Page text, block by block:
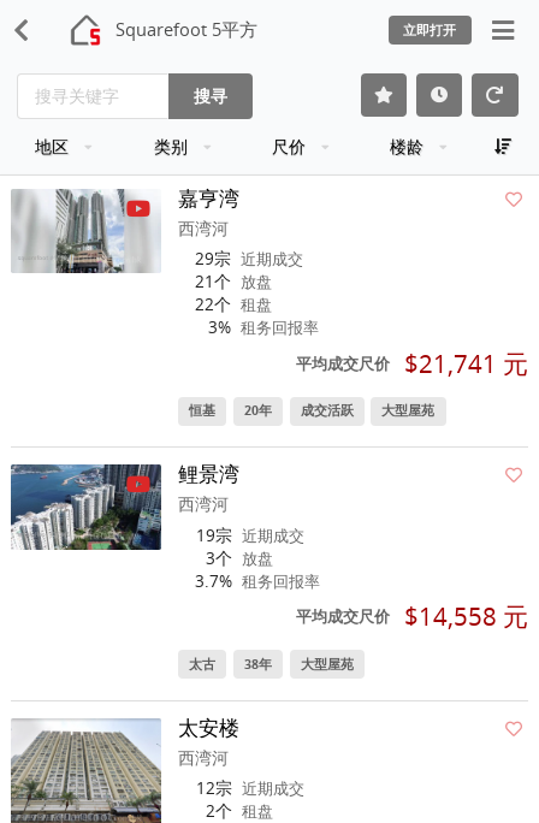
Squarefoot 5平方 立即打开
搜寻
地区 类别 尺价 楼龄
嘉亨湾
西湾河
29宗 近期成交
21个 放盘
22个 租盘
3% 租务回报率
平均成交尺价 $21,741 元
恒基 20年 成交活跃 大型屋苑
鲤景湾
西湾河
19宗 近期成交
3个 放盘
3.7% 租务回报率
平均成交尺价 $14,558 元
太古 38年 大型屋苑
太安楼
西湾河
12宗 近期成交
2个 租盘